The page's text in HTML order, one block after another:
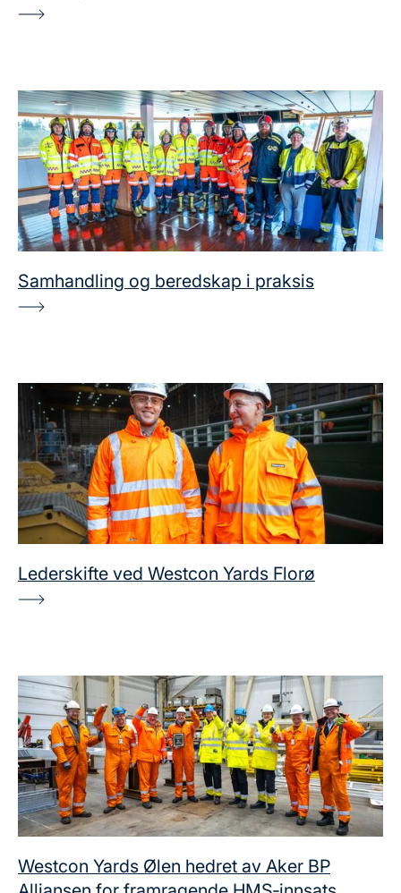
Samhandling og beredskap i praksis
Lederskifte ved Westcon Yards Florø
Westcon Yards Ølen hedret av Aker BP